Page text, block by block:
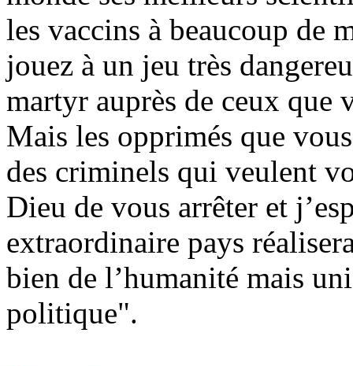
les vaccins à beaucoup de
jouez à un jeu très
martyr auprès de ceux que
Mais les opprimés que
des criminels qui veulent
Dieu de vous arrêter et
extraordinaire pays
bien de l’humanité mais
politique".